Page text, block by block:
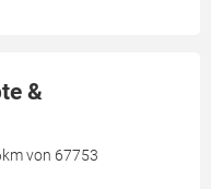
&
von 67753